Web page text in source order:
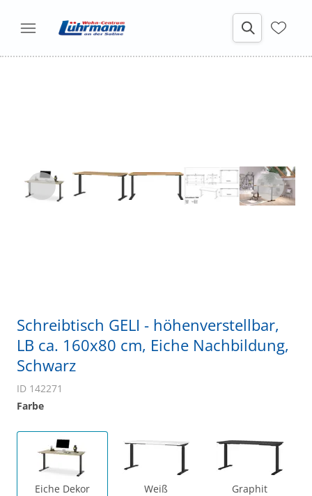
Schreibtisch GELI - höhenverstellbar,
LB ca. 160x80 cm, Eiche Nachbildung,
Schwarz
ID 142271
Farbe
Eiche Dekor Weiß Graphit